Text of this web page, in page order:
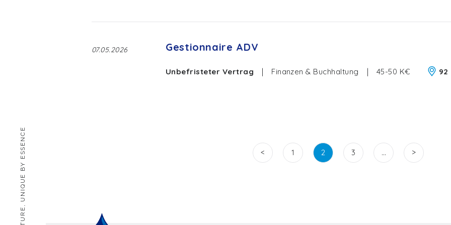
07.05.2026 Gestionnaire ADV
Unbefristeter Vertrag | Finanzen & Buchhaltung | 45-50 K€ 92
< 1 2 3 … >